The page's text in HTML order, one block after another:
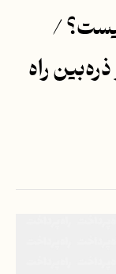
/
راه